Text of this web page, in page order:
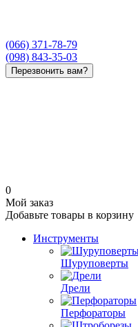
(066) 371-78-79
(098) 843-35-03
Перезвонить вам?
0
Мой заказ
Добавьте товары в корзину
Инструменты
Шуруповерты
Дрели
Перфораторы